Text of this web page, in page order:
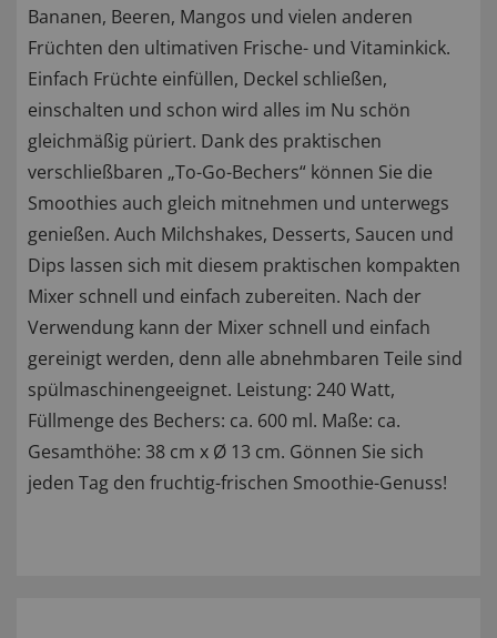
Bananen, Beeren, Mangos und vielen anderen
Früchten den ultimativen Frische- und Vitaminkick.
Einfach Früchte einfüllen, Deckel schließen,
einschalten und schon wird alles im Nu schön
gleichmäßig püriert. Dank des praktischen
verschließbaren „To-Go-Bechers“ können Sie die
Smoothies auch gleich mitnehmen und unterwegs
genießen. Auch Milchshakes, Desserts, Saucen und
Dips lassen sich mit diesem praktischen kompakten
Mixer schnell und einfach zubereiten. Nach der
Verwendung kann der Mixer schnell und einfach
gereinigt werden, denn alle abnehmbaren Teile sind
spülmaschinengeeignet. Leistung: 240 Watt,
Füllmenge des Bechers: ca. 600 ml. Maße: ca.
Gesamthöhe: 38 cm x Ø 13 cm. Gönnen Sie sich
jeden Tag den fruchtig-frischen Smoothie-Genuss!